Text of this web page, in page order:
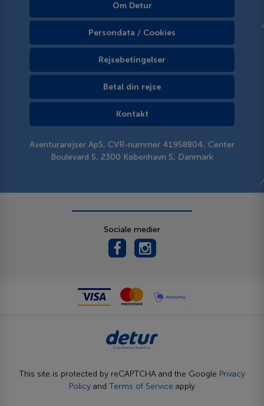
Om Detur
Persondata / Cookies
Rejsebetingelser
Betal din rejse
Kontakt
Aventurarejser ApS, CVR-nummer 41958804, Center
Boulevard 5, 2300 København S, Danmark
Sociale medier
This site is protected by reCAPTCHA and the Google Privacy
Policy and Terms of Service apply